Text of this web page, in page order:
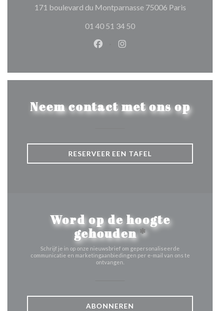
171 boulevard du Montparnasse 75006 Paris((opent in
01 40 51 34 50
Facebook ((opent in een nieuw
Instagram ((opent in een
Neem contact met ons op
RESERVEER EEN TAFEL
Word op de hoogte
gehouden*
Schrijf je in op onze nieuwsbrief om gepersonaliseerde
communicatie en marketingaanbiedingen per e-mail van ons te
ontvangen.
ABONNEREN